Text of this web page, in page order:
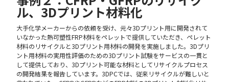
ル、3Dプリント材料化
大手化学メーカーからの依頼を受け、元々3Dプリント用に開発されて
いなかった熱可塑性FRP材料をペレットで提供していただき、ペレット
材料のリサイクルと3Dプリント用材料の開発を実施しました。3Dプリ
ント用材料の実用性評価のための3Dプリント試験をサービスの一貫と
して提供しており、3Dプリント可能な材料としてリサイクルプロセス
の開発結果を報告しています。3DPCでは、従来リサイクルが難しいと